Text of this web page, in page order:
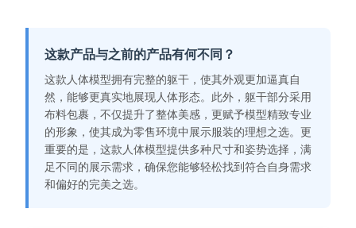
这款产品与之前的产品有何不同？
这款人体模型拥有完整的躯干，使其外观更加逼真自
然，能够更真实地展现人体形态。此外，躯干部分采用
布料包裹，不仅提升了整体美感，更赋予模型精致专业
的形象，使其成为零售环境中展示服装的理想之选。更
重要的是，这款人体模型提供多种尺寸和姿势选择，满
足不同的展示需求，确保您能够轻松找到符合自身需求
和偏好的完美之选。